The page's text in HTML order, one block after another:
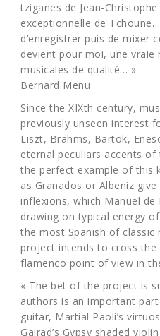
tziganes de Jean-
exceptionnelle de Tchoune…
d’enregistrer puis de mixer
devient pour moi, une vraie
musicales de qualité… »
Bernard Menu
Since the XIXth century,
previously unseen interest
Liszt, Brahms, Bartok,
eternal peculiars accents
the perfect example of this
as Granados or Albeniz
inflexions, which Manuel de
drawing on typical energy
the most Spanish of classic
project intends to cross
flamenco point of view in
« The bet of the project is
authors is an important
guitar, Martial Paoli’s
Gairad’s Gypsy shaded